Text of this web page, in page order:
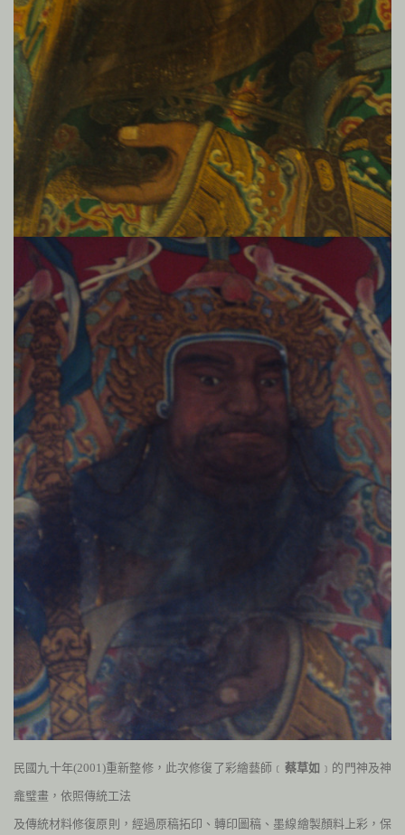
民國九十年(2001)重新整修，此次修復了彩繪藝師﹝ 蔡草如 ﹞的門神及神
龕璧畫，依照傳統工法
及傳統材料修復原則，經過原稿拓印、轉印圖稿、墨線繪製顏料上彩，保